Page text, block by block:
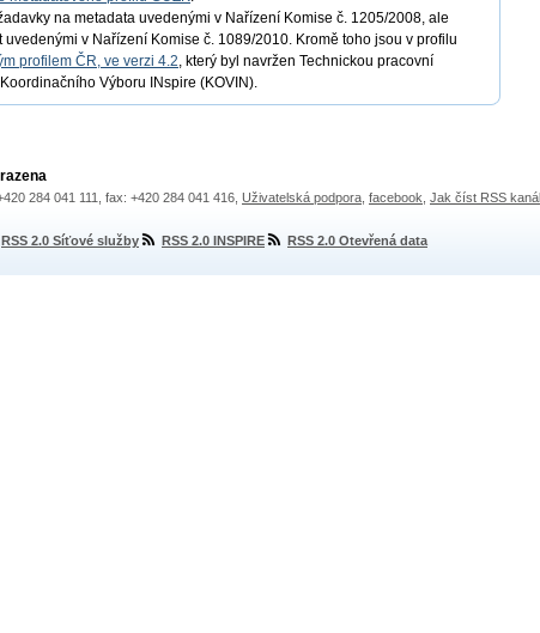
na metadata uvedenými v Nařízení Komise č. 1205/2008, ale
v Nařízení Komise č. 1089/2010. Kromě toho jsou v profilu
profilem ČR, ve verzi 4.2, který byl navržen Technickou pracovní
Výboru INspire (KOVIN).
284 041 111, fax: +420 284 041 416, Uživatelská podpora facebook Jak číst RSS
RSS 2.0 Síťové služby RSS 2.0 INSPIRE RSS 2.0 Otevřená data